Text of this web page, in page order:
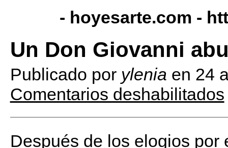
- hoyesarte.com -
Un Don Giovanni
Publicado por ylenia en 24
Comentarios deshabilitados
Después de los elogios por